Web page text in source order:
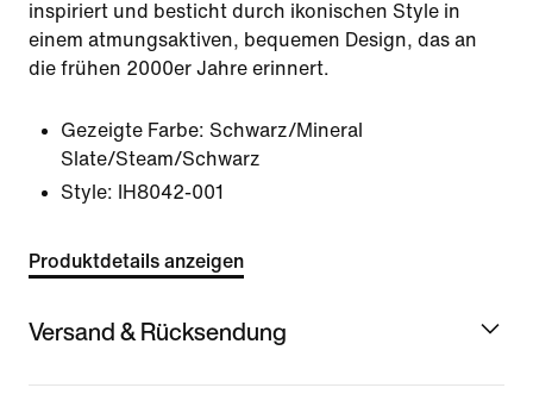
inspiriert und besticht durch ikonischen Style in
einem atmungsaktiven, bequemen Design, das an
die frühen 2000er Jahre erinnert.
Gezeigte Farbe: Schwarz/Mineral
Slate/Steam/Schwarz
Style:
IH8042-001
Produktdetails anzeigen
Versand & Rücksendung